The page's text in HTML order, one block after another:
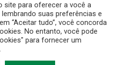
site para oferecer a você a
suas preferências e
“Aceitar tudo”, você concorda
No entanto, você pode
para fornecer um